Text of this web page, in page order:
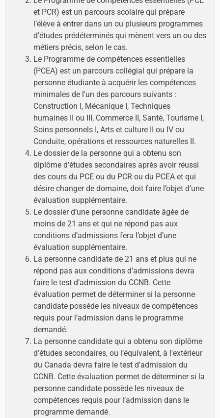
et PCR) est un parcours scolaire qui prépare
l’élève à entrer dans un ou plusieurs programmes
d’études prédéterminés qui mènent vers un ou des
métiers précis, selon le cas.
Le Programme de compétences essentielles
(PCEA) est un parcours collégial qui prépare la
personne étudiante à acquérir les compétences
minimales de l'un des parcours suivants :
Construction I, Mécanique I, Techniques
humaines II ou III, Commerce II, Santé, Tourisme I,
Soins personnels I, Arts et culture II ou IV ou
Conduite, opérations et ressources naturelles II.
Le dossier de la personne qui a obtenu son
diplôme d’études secondaires après avoir réussi
des cours du PCE ou du PCR ou du PCEA et qui
désire changer de domaine, doit faire l’objet d’une
évaluation supplémentaire.
Le dossier d’une personne candidate âgée de
moins de 21 ans et qui ne répond pas aux
conditions d’admissions fera l’objet d’une
évaluation supplémentaire.
La personne candidate de 21 ans et plus qui ne
répond pas aux conditions d’admissions devra
faire le test d’admission du CCNB. Cette
évaluation permet de déterminer si la personne
candidate possède les niveaux de compétences
requis pour l’admission dans le programme
demandé.
La personne candidate qui a obtenu son diplôme
d’études secondaires, ou l’équivalent, à l'extérieur
du Canada devra faire le test d’admission du
CCNB. Cette évaluation permet de déterminer si la
personne candidate possède les niveaux de
compétences requis pour l’admission dans le
programme demandé.